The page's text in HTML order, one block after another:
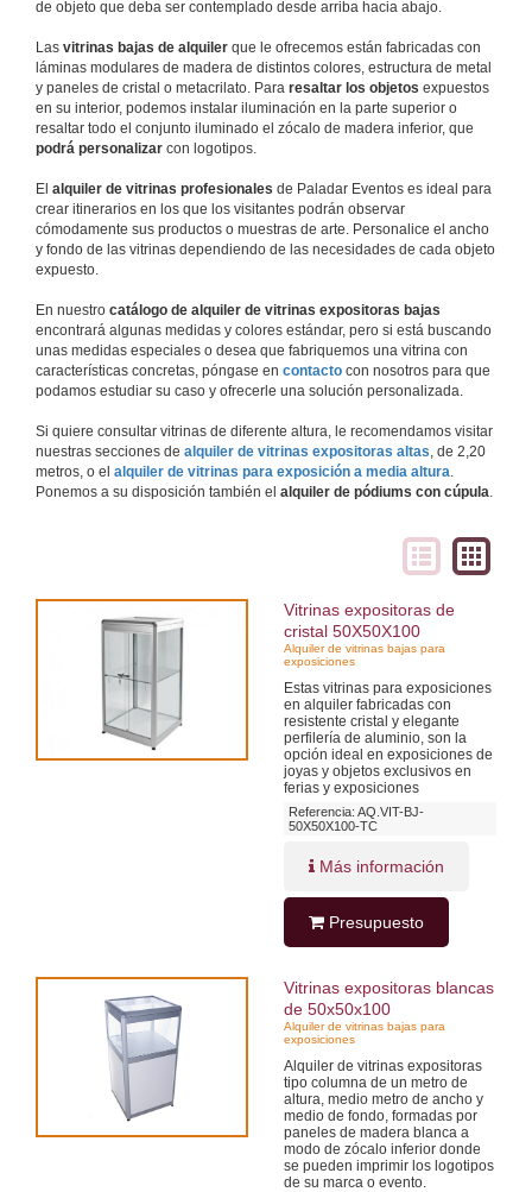
de objeto que deba ser contemplado desde arriba hacia abajo.
Las vitrinas bajas de alquiler que le ofrecemos están fabricadas con
láminas modulares de madera de distintos colores, estructura de metal
y paneles de cristal o metacrilato. Para resaltar los objetos expuestos
en su interior, podemos instalar iluminación en la parte superior o
podrá personalizar con logotipos.
El alquiler de vitrinas profesionales de Paladar Eventos es ideal para
crear itinerarios en los que los visitantes podrán observar
cómodamente sus productos o muestras de arte. Personalice el ancho
y fondo de las vitrinas dependiendo de las necesidades de cada objeto
expuesto.
En nuestro catálogo de alquiler de vitrinas expositoras bajas
encontrará algunas medidas y colores estándar, pero si está buscando
unas medidas especiales o desea que fabriquemos una vitrina con
características concretas, póngase en contacto con nosotros para que
podamos estudiar su caso y ofrecerle una solución personalizada.
Si quiere consultar vitrinas de diferente altura, le recomendamos visitar
nuestras secciones de alquiler de vitrinas expositoras altas , de 2,20
metros, o el alquiler de vitrinas para exposición a media altura
Ponemos a su disposición también el alquiler de pódiums con cúpula
Vitrinas expositoras de
cristal 50X50X100
Alquiler de vitrinas bajas para
exposiciones
Estas vitrinas para exposiciones
en alquiler fabricadas con
resistente cristal y elegante
perfilería de aluminio, son la
opción ideal en exposiciones de
joyas y objetos exclusivos en
ferias y exposiciones
Referencia: AQ.VIT-BJ-
50X50X100-TC
Más información
Presupuesto
Vitrinas expositoras blancas
de 50x50x100
Alquiler de vitrinas bajas para
exposiciones
Alquiler de vitrinas expositoras
tipo columna de un metro de
altura, medio metro de ancho y
medio de fondo, formadas por
paneles de madera blanca a
modo de zócalo inferior donde
se pueden imprimir los logotipos
de su marca o evento.